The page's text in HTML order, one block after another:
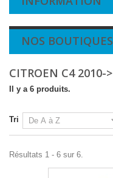
NOS BOUTIQUES
CITROEN C4 2010->
Il y a 6 produits.
Tri
Résultats 1 - 6 sur 6.